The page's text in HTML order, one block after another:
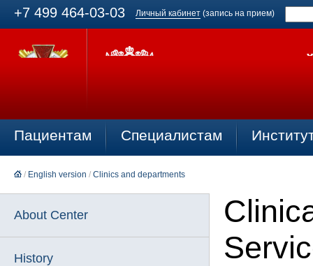
+7 499 464-03-03 Личный кабинет (запись на прием)
Пациентам Специалистам
/ English version / Clinics and departments
About Center
History